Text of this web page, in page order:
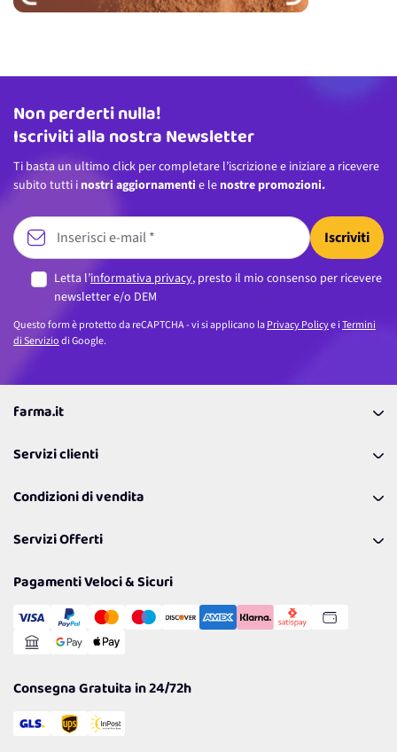
Indirizzo email
Non perderti nulla!
Iscriviti alla nostra Newsletter
Ti basta un ultimo click per completare l’iscrizione e iniziare a ricevere
subito tutti i nostri aggiornamenti e le nostre promozioni.
Iscriviti
Letta l’informativa privacy, presto il mio consenso per ricevere
newsletter e/o DEM
Questo form è protetto da reCAPTCHA - vi si applicano laPrivacy Policye iTermini
di Serviziodi Google.
farma.it
Coupon
Lavora con noi
Politiche per la parità di genere
Servizi clienti
Richiamami
Resi
Condizioni di vendita
Spedizioni
Cookie Policy
Gestisci Cookie
Servizi Offerti
Reso Facile e Veloce
Pagamenti Veloci & Sicuri
Consegna Gratuita in 24/72h